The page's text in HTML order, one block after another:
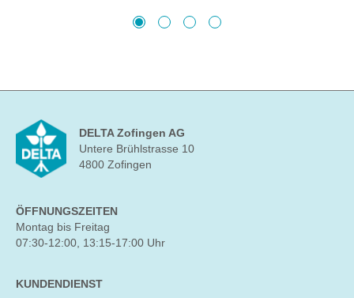
DELTA Zofingen AG
Untere Brühlstrasse 10
4800 Zofingen
ÖFFNUNGSZEITEN
Montag bis Freitag
07:30-12:00, 13:15-17:00 Uhr
KUNDENDIENST